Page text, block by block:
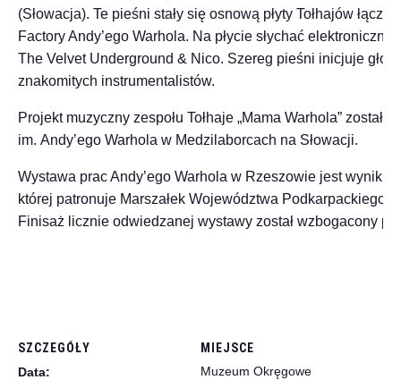
(Słowacja). Te pieśni stały się osnową płyty Tołhajów
Factory Andy’ego Warhola. Na płycie słychać
The Velvet Underground & Nico. Szereg pieśni inicjuje
znakomitych instrumentalistów.
Projekt muzyczny zespołu Tołhaje „Mama Warhola”
im. Andy’ego Warhola w Medzilaborcach na Słowacji.
Wystawa prac Andy’ego Warhola w Rzeszowie jest
której patronuje Marszałek Województwa Podkarpackiego
Finisaż licznie odwiedzanej wystawy został wzbogacony
SZCZEGÓŁY
Data:
MIEJSCE
Muzeum Okręgowe